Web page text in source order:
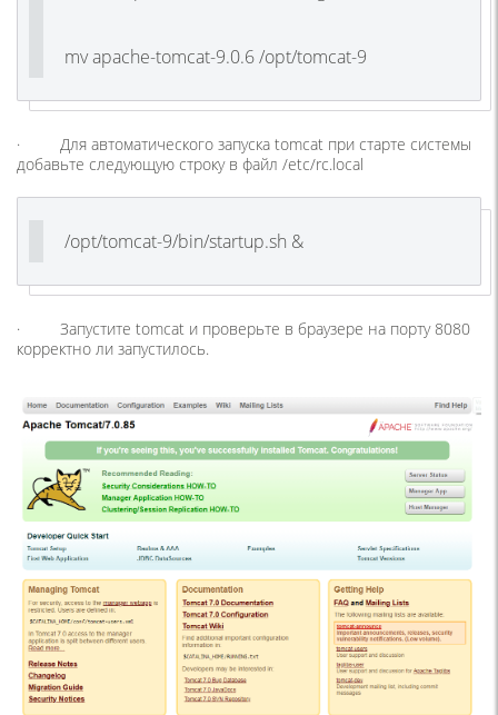
mv apache-tomcat-9.0.6 /opt/tomcat-9
· Для автоматического запуска tomcat при старте системы
добавьте следующую строку в файл /etc/rc.local
/opt/tomcat-9/bin/startup.sh &
· Запустите tomcat и проверьте в браузере на порту 8080
корректно ли запустилось.